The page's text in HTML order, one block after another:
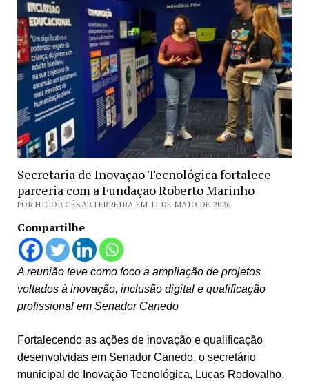
Secretaria de Inovação Tecnológica fortalece
parceria com a Fundação Roberto Marinho
POR HIGOR CÉSAR FERREIRA EM 11 DE MAIO DE 2026
Compartilhe
A reunião teve como foco a ampliação de projetos
voltados à inovação, inclusão digital e qualificação
profissional em Senador Canedo
Fortalecendo as ações de inovação e qualificação
desenvolvidas em Senador Canedo, o secretário
municipal de Inovação Tecnológica, Lucas Rodovalho,